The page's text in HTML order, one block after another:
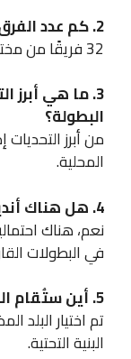
2. كم عدد الفرق المشاركة في النسخة القادمة؟
32 فريقًا من مختلف القارات.
3. ما هي أبرز
البطولة؟
من أبرز
المحلية.
4. هل هناك أندية عربية تشارك في البطولة؟
نعم، هناك
في البطولات
5. أين ستُقام البطولة؟
تم اختيار البلد
البنية التحتية.